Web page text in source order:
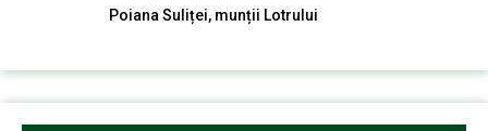
Poiana Suliței, munții Lotrului